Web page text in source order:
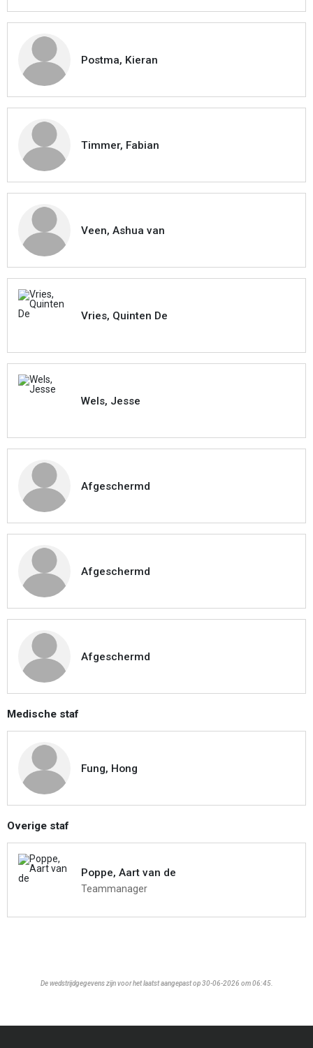
Postma, Kieran
Timmer, Fabian
Veen, Ashua van
Vries, Quinten De
Wels, Jesse
Afgeschermd
Afgeschermd
Afgeschermd
Medische staf
Fung, Hong
Overige staf
Poppe, Aart van de
Teammanager
De wedstrijdgegevens zijn voor het laatst aangepast op 30-06-2026 om 06:45.